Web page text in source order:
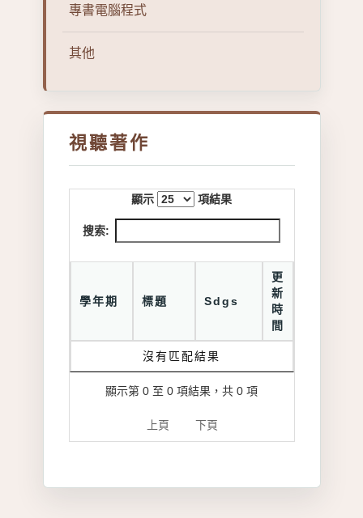
專書電腦程式
其他
視聽著作
顯示 項結果
搜索:
學年期 標題 Sdgs
更
新
時
間
沒有匹配結果
顯示第 0 至 0 項結果，共 0 項
上頁 下頁